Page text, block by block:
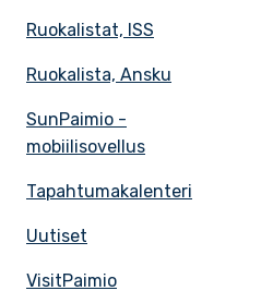
Ruokalistat, ISS
Ruokalista, Ansku
SunPaimio -
mobiilisovellus
Tapahtumakalenteri
Uutiset
VisitPaimio